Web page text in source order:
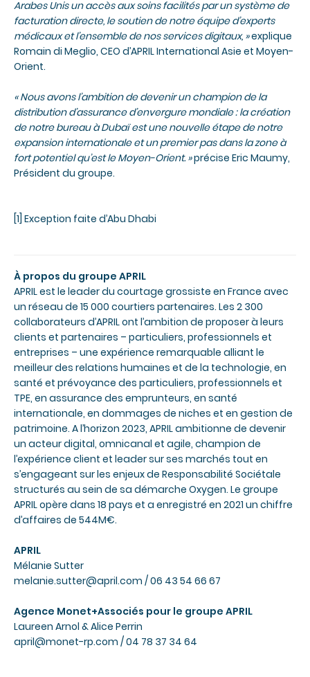
Arabes Unis un accès aux soins facilités par un système de
facturation directe, le soutien de notre équipe d’experts
médicaux et l’ensemble de nos services digitaux, »explique
Romain di Meglio, CEO d’APRIL International Asie et Moyen-
Orient.
« Nous avons l’ambition de devenir un champion de la
distribution d’assurance d’envergure mondiale : la création
de notre bureau à Dubaï est une nouvelle étape de notre
expansion internationale et un premier pas dans la zone à
fort potentiel qu’est le Moyen-Orient. »précise Eric Maumy,
Président du groupe.
[1] Exception faite d’Abu Dhabi
À propos du groupe APRIL
APRIL est le leader du courtage grossiste en France avec
un réseau de 15 000 courtiers partenaires. Les 2 300
collaborateurs d’APRIL ont l’ambition de proposer à leurs
clients et partenaires – particuliers, professionnels et
entreprises – une expérience remarquable alliant le
meilleur des relations humaines et de la technologie, en
santé et prévoyance des particuliers, professionnels et
TPE, en assurance des emprunteurs, en santé
internationale, en dommages de niches et en gestion de
patrimoine. A l’horizon 2023, APRIL ambitionne de devenir
un acteur digital, omnicanal et agile, champion de
l’expérience client et leader sur ses marchés tout en
s’engageant sur les enjeux de Responsabilité Sociétale
structurés au sein de sa démarche Oxygen. Le groupe
APRIL opère dans 18 pays et a enregistré en 2021 un chiffre
d’affaires de 544M€.
APRIL
Mélanie Sutter
melanie.sutter@april.com / 06 43 54 66 67
Agence Monet+Associés pour le groupe APRIL
Laureen Arnol & Alice Perrin
april@monet-rp.com / 04 78 37 34 64